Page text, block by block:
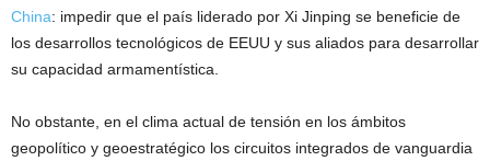
China: impedir que el país liderado por Xi Jinping se beneficie de
los desarrollos tecnológicos de EEUU y sus aliados para desarrollar
su capacidad armamentística.
No obstante, en el clima actual de tensión en los ámbitos
geopolítico y geoestratégico los circuitos integrados de vanguardia